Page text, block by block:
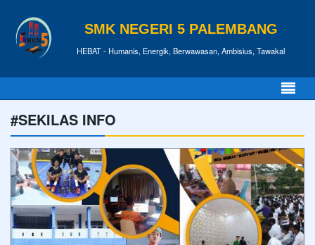
SMK NEGERI 5 PALEMBANG
HEBAT - Humanis, Energik, Berwawasan, Ambisius, Tawakal
#SEKILAS INFO